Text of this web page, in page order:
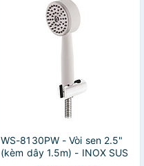
WS-8130PW - Vòi sen 2.5"
(kèm dây 1.5m) - INOX SUS